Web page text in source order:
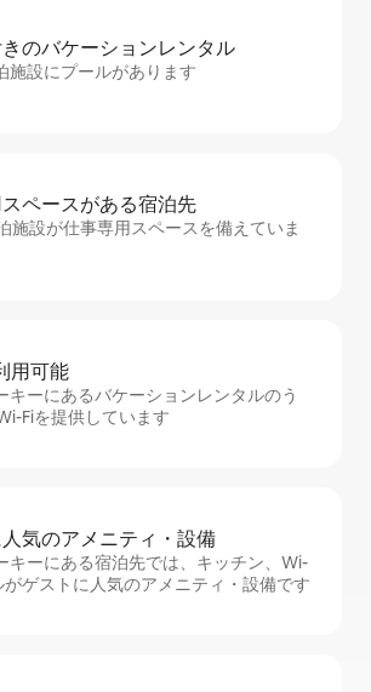
のバ⁠ケ⁠ー⁠シ⁠ョ⁠ンレ⁠ン⁠タ⁠ル
施設にプールがあります
ペ⁠ー⁠スがあ⁠る宿⁠泊⁠先
施設が仕事専用スペースを備えていま
用⁠可⁠能
キーにあるバケーションレンタルのう
Fiを提供しています
気⁠のア⁠メ⁠ニ⁠テ⁠ィ・設⁠備
キーにある宿泊先では、キッチン、Wi-
がゲストに人気のアメニティ・設備です